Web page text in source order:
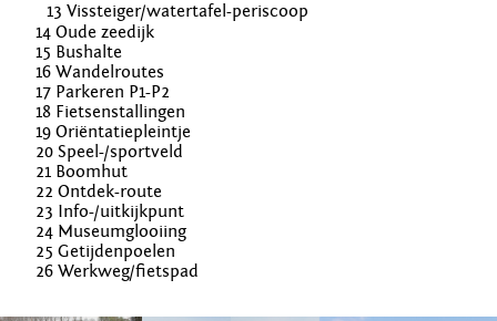
13 Vissteiger/watertafel-periscoop
14 Oude zeedijk
15 Bushalte
16 Wandelroutes
17 Parkeren P1-P2
18 Fietsenstallingen
19 Oriëntatiepleintje
20 Speel-/sportveld
21 Boomhut
22 Ontdek-route
23 Info-/uitkijkpunt
24 Museumglooiing
25 Getijdenpoelen
26 Werkweg/fietspad